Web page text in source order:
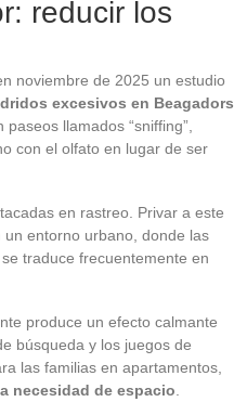
reducir los
noviembre de 2025 un estudio
excesivos en Beagadors
llamados “sniffing”,
con el olfato en lugar de ser
en rastreo. Privar a este
entorno urbano, donde las
traduce frecuentemente en
produce un efecto calmante
búsqueda y los juegos de
las familias en apartamentos,
necesidad de espacio.